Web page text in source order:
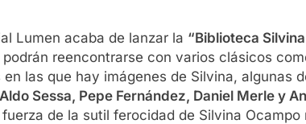
Lumen acaba de lanzar la “Biblioteca
reencontrarse con varios clásicos
las que hay imágenes de Silvina, algunas
Aldo Sessa, Pepe Fernández, Daniel Merle y
de la sutil ferocidad de Silvina Ocampo